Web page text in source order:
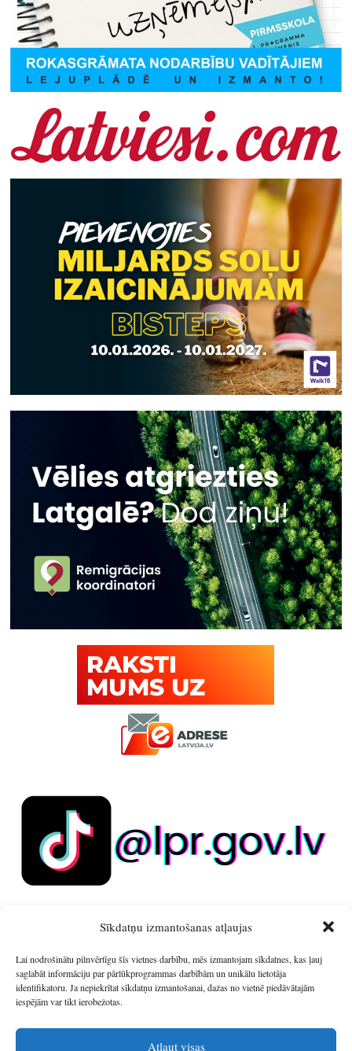
Sīkdatņu izmantošanas atļaujas
Lai nodrošinātu pilnvērtīgu šīs vietnes darbību, mēs izmantojam sīkdatnes, kas ļauj
saglabāt informāciju par pārlūkprogrammas darbībām un unikālu lietotāja
identifikatoru. Ja nepiekrītat sīkdatņu izmantošanai, dažas no vietnē piedāvātajām
iespējām var tikt ierobežotas.
Atļaut visas